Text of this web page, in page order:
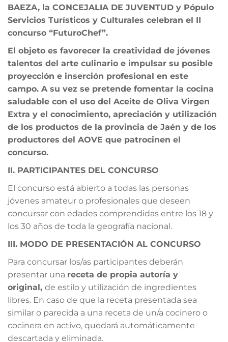
BAEZA, la CONCEJALIA DE JUVENTUD y Pópulo
Servicios Turísticos y Culturales celebran el II
concurso “FuturoChef”.
El objeto es favorecer la creatividad de jóvenes
talentos del arte culinario e impulsar su posible
proyección e inserción profesional en este
campo. A su vez se pretende fomentar la cocina
saludable con el uso del Aceite de Oliva Virgen
Extra y el conocimiento, apreciación y utilización
de los productos de la provincia de Jaén y de los
productores del AOVE que patrocinen el
concurso.
II. PARTICIPANTES DEL CONCURSO
El concurso está abierto a todas las personas
jóvenes amateur o profesionales que deseen
concursar con edades comprendidas entre los 18 y
los 30 años de toda la geografía nacional.
III. MODO DE PRESENTACIÓN AL CONCURSO
Para concursar los/as participantes deberán
presentar una receta de propia autoría y
original, de estilo y utilización de ingredientes
libres. En caso de que la receta presentada sea
similar o parecida a una receta de un/a cocinero o
cocinera en activo, quedará automáticamente
descartada y eliminada.